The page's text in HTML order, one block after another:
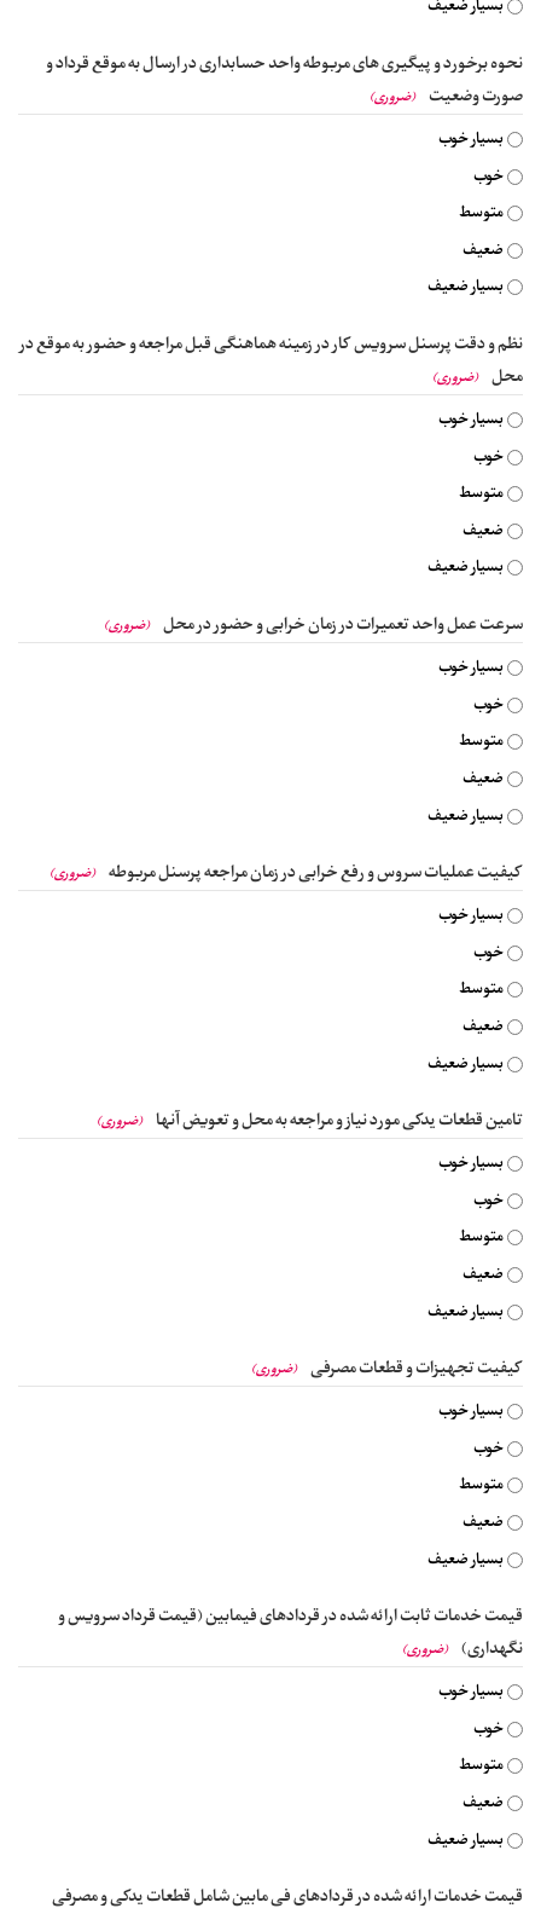
بسیار ضعیف
نحوه برخورد و پیگیری های مربوطه واحد حسابداری در ارسال به موقع قرداد و
صورت وضعیت (ضروری)
بسیار خوب
خوب
متوسط
ضعیف
بسیار ضعیف
نظم و دقت پرسنل سرویس کار در زمینه هماهنگی قبل مراجعه و حضور به موقع در
محل (ضروری)
بسیار خوب
خوب
متوسط
ضعیف
بسیار ضعیف
سرعت عمل واحد تعمیرات در زمان خرابی و حضور در محل (ضروری)
بسیار خوب
خوب
متوسط
ضعیف
بسیار ضعیف
کیفیت عملیات سروس و رفع خرابی در زمان مراجعه پرسنل مربوطه (ضروری)
بسیار خوب
خوب
متوسط
ضعیف
بسیار ضعیف
تامین قطعات یدکی مورد نیاز و مراجعه به محل و تعویض آنها (ضروری)
بسیار خوب
خوب
متوسط
ضعیف
بسیار ضعیف
کیفیت تجهیزات و قطعات مصرفی (ضروری)
بسیار خوب
خوب
متوسط
ضعیف
بسیار ضعیف
قیمت خدمات ثابت ارائه شده در قردادهای فیمابین (قیمت قرداد سرویس و
نگهداری) (ضروری)
بسیار خوب
خوب
متوسط
ضعیف
بسیار ضعیف
قیمت خدمات ارائه شده در قردادهای فی مابین شامل قطعات یدکی و مصرفی